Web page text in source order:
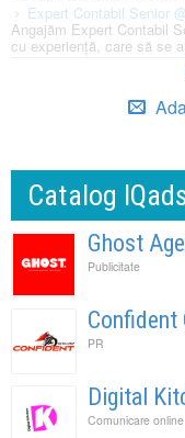
Expert Contabil Senior
Angajăm Expert Contabil
cu experiență, care să se
Catalog
Ghost
Publicitate
Confident
PR
Digital
Comunicare online